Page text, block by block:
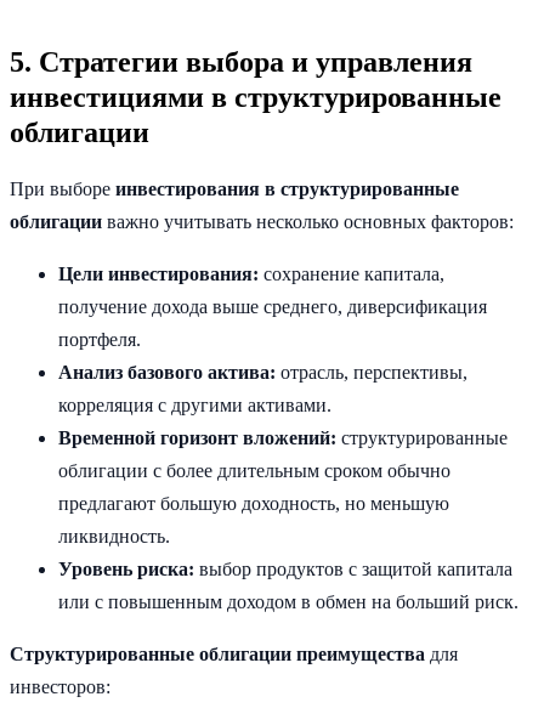
5. Стратегии выбора и управления
инвестициями в структурированные
облигации
При выборе инвестирования в структурированные
облигации важно учитывать несколько основных факторов:
Цели инвестирования: сохранение капитала,
получение дохода выше среднего, диверсификация
портфеля.
Анализ базового актива: отрасль, перспективы,
корреляция с другими активами.
Временной горизонт вложений: структурированные
облигации с более длительным сроком обычно
предлагают большую доходность, но меньшую
ликвидность.
Уровень риска: выбор продуктов с защитой капитала
или с повышенным доходом в обмен на больший риск.
Структурированные облигации преимущества для
инвесторов: